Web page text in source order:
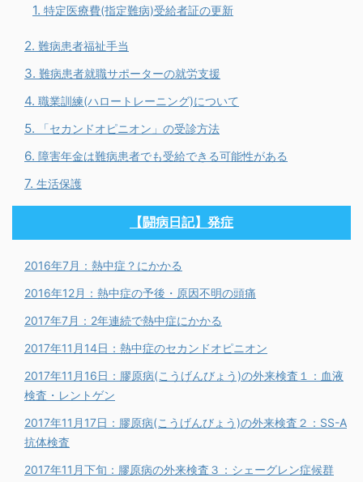
特定医療費(指定難病)受給者証の更新
難病患者福祉手当
難病患者就職サポーターの就労支援
職業訓練(ハロートレーニング)について
「セカンドオピニオン」の受診方法
障害年金は難病患者でも受給できる可能性がある
生活保護
【闘病日記】発症
2016年7月：熱中症？にかかる
2016年12月：熱中症の予後・原因不明の頭痛
2017年7月：2年連続で熱中症にかかる
2017年11月14日：熱中症のセカンドオピニオン
2017年11月16日：膠原病(こうげんびょう)の外来検査１：血液
検査・レントゲン
2017年11月17日：膠原病(こうげんびょう)の外来検査２：SS-A
抗体検査
2017年11月下旬：膠原病の外来検査３：シェーグレン症候群